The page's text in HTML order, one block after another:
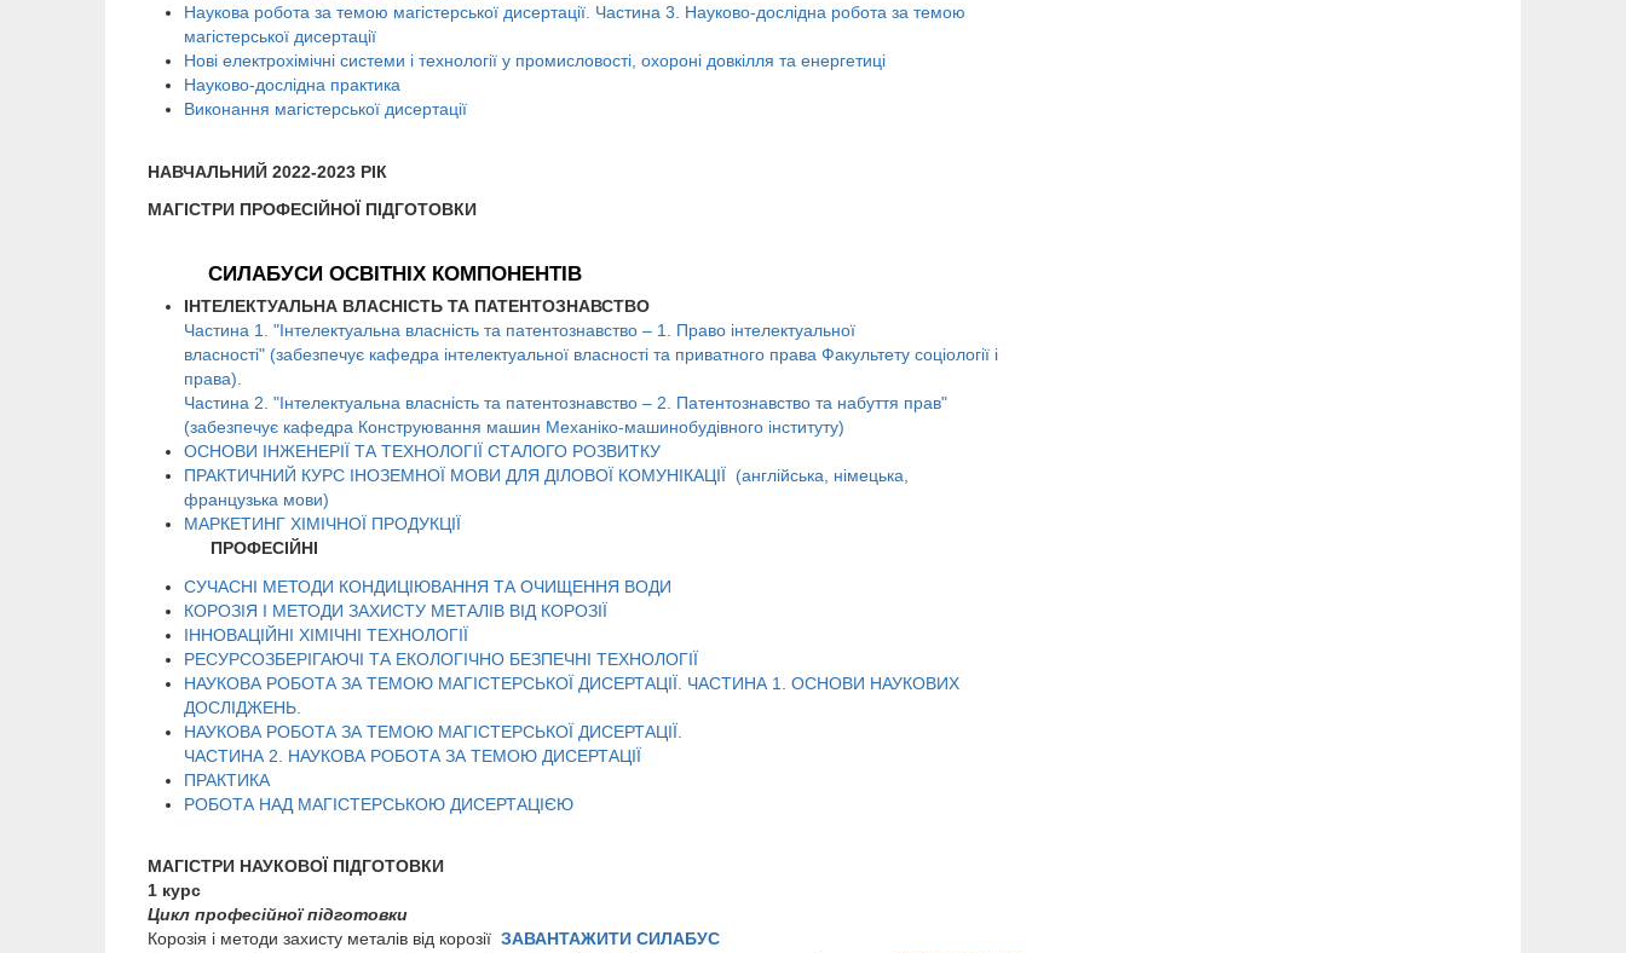
Наукова робота за темою магістерської дисертації. Частина 3. Науково-дослідна робота за темою
магістерської дисертації
Нові електрохімічні системи і технології у промисловості, охороні довкілля та енергетиці
Науково-дослідна практика
Виконання магістерської дисертації
НАВЧАЛЬНИЙ 2022-2023 РІК
МАГІСТРИ ПРОФЕСІЙНОЇ ПІДГОТОВКИ
СИЛАБУСИ ОСВІТНІХ КОМПОНЕНТІВ
ІНТЕЛЕКТУАЛЬНА ВЛАСНІСТЬ ТА ПАТЕНТОЗНАВСТВО
Частина 1. "Інтелектуальна власність та патентознавство – 1. Право інтелектуальної
власності" (забезпечує кафедра інтелектуальної власності та приватного права Факультету соціології і
права).
Частина 2. "Інтелектуальна власність та патентознавство – 2. Патентознавство та набуття прав"
(забезпечує кафедра Конструювання машин Механіко-машинобудівного інституту)
ОСНОВИ ІНЖЕНЕРІЇ ТА ТЕХНОЛОГІЇ СТАЛОГО РОЗВИТКУ
ПРАКТИЧНИЙ КУРС ІНОЗЕМНОЇ МОВИ ДЛЯ ДІЛОВОЇ КОМУНІКАЦІЇ (англійська, німецька,
французька мови)
МАРКЕТИНГ ХІМІЧНОЇ ПРОДУКЦІЇ
ПРОФЕСІЙНІ
СУЧАСНІ МЕТОДИ КОНДИЦІЮВАННЯ ТА ОЧИЩЕННЯ ВОДИ
КОРОЗІЯ І МЕТОДИ ЗАХИСТУ МЕТАЛІВ ВІД КОРОЗІЇ
ІННОВАЦІЙНІ ХІМІЧНІ ТЕХНОЛОГІЇ
РЕСУРСОЗБЕРІГАЮЧІ ТА ЕКОЛОГІЧНО БЕЗПЕЧНІ ТЕХНОЛОГІЇ
НАУКОВА РОБОТА ЗА ТЕМОЮ МАГІСТЕРСЬКОЇ ДИСЕРТАЦІЇ. ЧАСТИНА 1. ОСНОВИ НАУКОВИХ
ДОСЛІДЖЕНЬ.
НАУКОВА РОБОТА ЗА ТЕМОЮ МАГІСТЕРСЬКОЇ ДИСЕРТАЦІЇ.
ЧАСТИНА 2. НАУКОВА РОБОТА ЗА ТЕМОЮ ДИСЕРТАЦІЇ
ПРАКТИКА
РОБОТА НАД МАГІСТЕРСЬКОЮ ДИСЕРТАЦІЄЮ
МАГІСТРИ НАУКОВОЇ ПІДГОТОВКИ
1 курс
Цикл професійної підготовки
Корозія і методи захисту металів від корозії ЗАВАНТАЖИТИ СИЛАБУС